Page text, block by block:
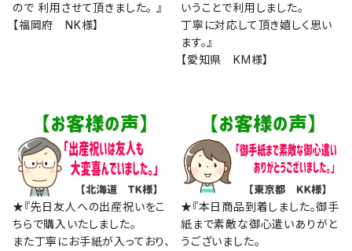
ので 利用させて頂きました。 』
【福岡府 NK様】
いうことで利用しました。
丁寧に対応して頂き嬉しく思い
ます。』
【愛知県 KM様】
★『先日友人への出産祝いをこ
ちらで購入いたしました。
また丁寧にお手紙が入っており、
★『本日商品到着しました。御手
紙まで素敵な御心遣いありがと
うございました。